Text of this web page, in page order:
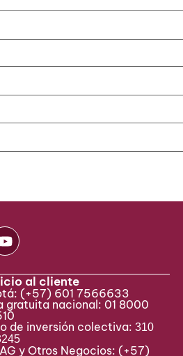
al cliente
(+57) 601 7566633
gratuita nacional: 01 8000
de inversión colectiva: 310
y Otros Negocios: (+57)